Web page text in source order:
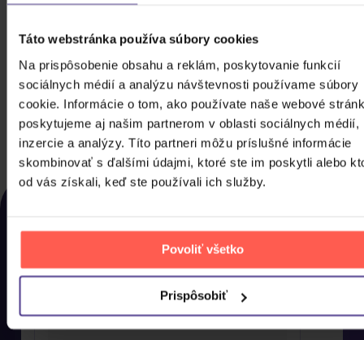
Táto webstránka používa súbory cookies
Na prispôsobenie obsahu a reklám, poskytovanie funkcií
sociálnych médií a analýzu návštevnosti používame súbory
cookie. Informácie o tom, ako používate naše webové
poskytujeme aj našim partnerom v oblasti sociálnych médií,
inzercie a analýzy. Títo partneri môžu príslušné informácie
skombinovať s ďalšími údajmi, ktoré ste im poskytli alebo
od vás získali, keď ste používali ich služby.
Povoliť všetko
Prispôsobiť
Stray Kids: Eaatw In Seoul - Skzoo
Plush Collect Book Jiniret
Skladom 49,10 €
DO KOŠÍKA
NAPOSLEDY ZOBRAZENÉ
to mohli co nejdříve pořídit domů.